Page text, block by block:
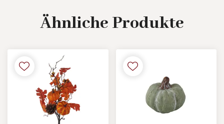
Ähnliche Produkte